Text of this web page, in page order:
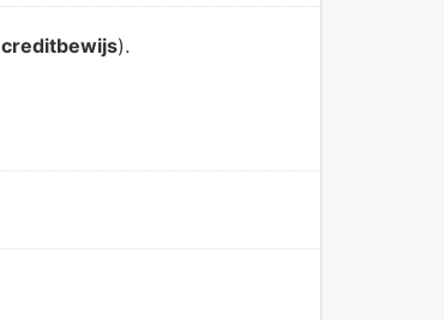
creditbewijs).